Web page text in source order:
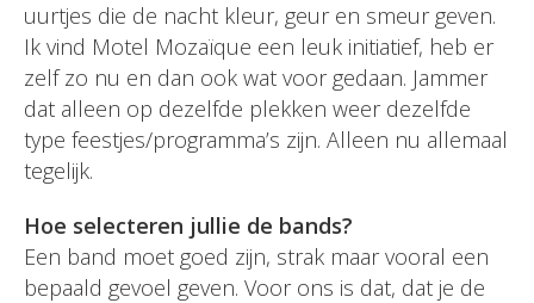
uurtjes die de nacht kleur, geur en smeur geven.
Ik vind Motel Mozaïque een leuk initiatief, heb er
zelf zo nu en dan ook wat voor gedaan. Jammer
dat alleen op dezelfde plekken weer dezelfde
type feestjes/programma’s zijn. Alleen nu allemaal
tegelijk.
Hoe selecteren jullie de bands?
Een band moet goed zijn, strak maar vooral een
bepaald gevoel geven. Voor ons is dat, dat je de